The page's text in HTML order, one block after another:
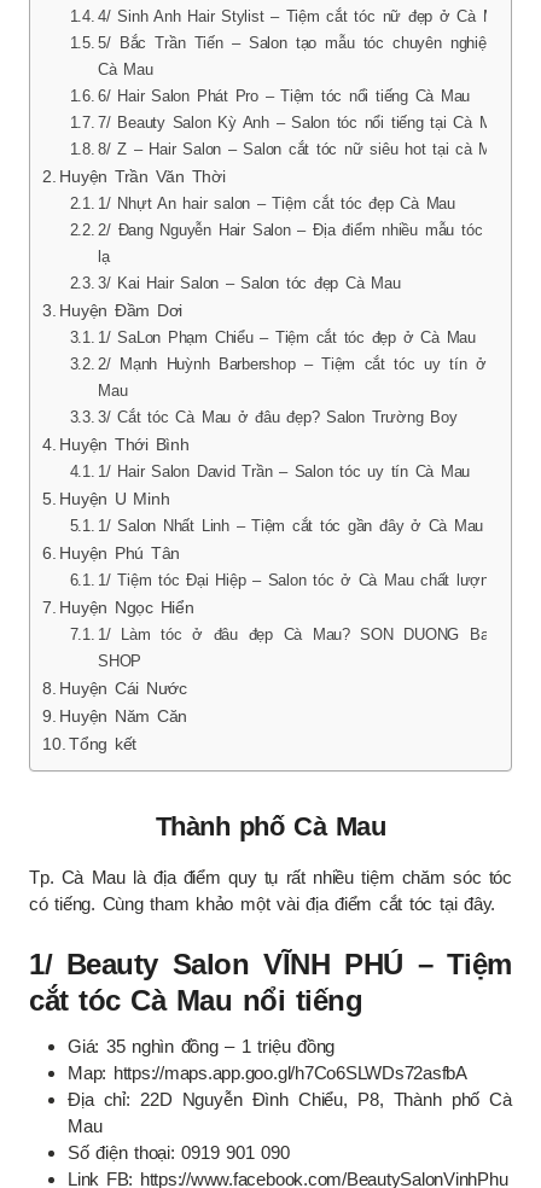
4/ Sinh Anh Hair Stylist – Tiệm cắt tóc nữ đẹp ở Cà Mau
5/ Bắc Trần Tiến – Salon tạo mẫu tóc chuyên nghiệp ở
Cà Mau
6/ Hair Salon Phát Pro – Tiệm tóc nổi tiếng Cà Mau
7/ Beauty Salon Kỳ Anh – Salon tóc nổi tiếng tại Cà Mau
8/ Z – Hair Salon – Salon cắt tóc nữ siêu hot tại cà Mau
Huyện Trần Văn Thời
1/ Nhựt An hair salon – Tiệm cắt tóc đẹp Cà Mau
2/ Đang Nguyễn Hair Salon – Địa điểm nhiều mẫu tóc độc
lạ
3/ Kai Hair Salon – Salon tóc đẹp Cà Mau
Huyện Đầm Dơi
1/ SaLon Phạm Chiểu – Tiệm cắt tóc đẹp ở Cà Mau
2/ Mạnh Huỳnh Barbershop – Tiệm cắt tóc uy tín ở Cà
Mau
3/ Cắt tóc Cà Mau ở đâu đẹp? Salon Trường Boy
Huyện Thới Bình
1/ Hair Salon David Trần – Salon tóc uy tín Cà Mau
Huyện U Minh
1/ Salon Nhất Linh – Tiệm cắt tóc gần đây ở Cà Mau
Huyện Phú Tân
1/ Tiệm tóc Đại Hiệp – Salon tóc ở Cà Mau chất lượng
Huyện Ngọc Hiển
1/ Làm tóc ở đâu đẹp Cà Mau? SON DUONG Barber
SHOP
Huyện Cái Nước
Huyện Năm Căn
Tổng kết
Thành phố Cà Mau
Tp. Cà Mau là địa điểm quy tụ rất nhiều tiệm chăm sóc tóc
có tiếng. Cùng tham khảo một vài địa điểm cắt tóc tại đây.
1/ Beauty Salon VĨNH PHÚ – Tiệm
cắt tóc Cà Mau nổi tiếng
Giá: 35 nghìn đồng – 1 triệu đồng
Map: https://maps.app.goo.gl/h7Co6SLWDs72asfbA
Địa chỉ: 22D Nguyễn Đình Chiểu, P8, Thành phố Cà
Mau
Số điện thoại: 0919 901 090
Link FB: https://www.facebook.com/BeautySalonVinhPhu